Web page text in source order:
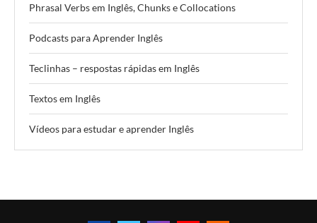
Phrasal Verbs em Inglês, Chunks e Collocations
Podcasts para Aprender Inglês
Teclinhas – respostas rápidas em Inglês
Textos em Inglês
Vídeos para estudar e aprender Inglês